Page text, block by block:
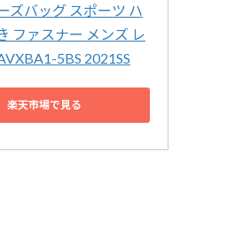
ズバッグ スポーツ ハ
ファスナー メンズ レ
5BS 2021SS
楽天市場で見る